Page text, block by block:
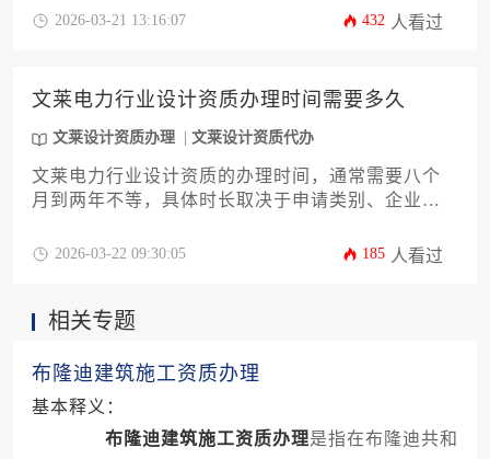
若计划在文莱开展电力设计项目，建议提前规划并
2026-03-21 13:16:07 432 人看过
文莱电力行业设计资质办理时间需要多久
文莱设计资质办理 文莱设计资质代办
文莱电力行业设计资质的办理时间，通常需要八个
月到两年不等，具体时长取决于申请类别、企业准
作的系统性工程。
2026-03-22 09:30:05 185 人看过
相关专题
布隆迪建筑施工资质办理
基本释义：
布隆迪建筑施工资质办理是指在布隆迪共和